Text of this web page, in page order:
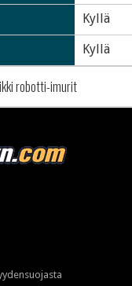
Kyllä
Kyllä
robotti-imurit